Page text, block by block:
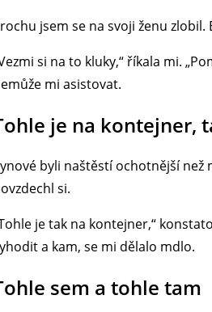
jsem se na svoji ženu
si na to kluky,“ říkala mi.
mi asistovat.
je na kontejner,
byli naštěstí ochotnější než
si.
je tak na kontejner,“
a kam, se mi dělalo mdlo.
sem a tohle tam